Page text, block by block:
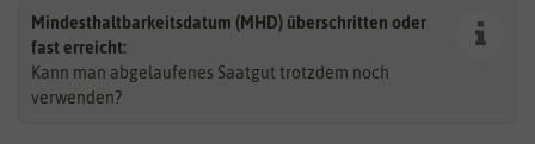
Mindesthaltbarkeitsdatum (MHD) überschritten oder
fast erreicht:
Kann man abgelaufenes Saatgut trotzdem noch
verwenden?